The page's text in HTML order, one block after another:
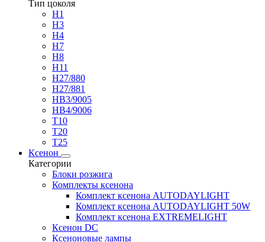
Тип цоколя
H1
H3
H4
H7
H8
H11
H27/880
H27/881
HB3/9005
HB4/9006
T10
T20
T25
Ксенон
Категории
Блоки розжига
Комплекты ксенона
Комплект ксенона AUTODAYLIGHT
Комплект ксенона AUTODAYLIGHT 50W
Комплект ксенона EXTREMELIGHT
Ксенон DC
Ксеноновые лампы